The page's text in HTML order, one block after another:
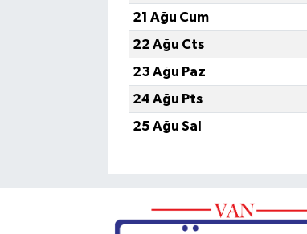
21 Ağu Cum
22 Ağu Cts
23 Ağu Paz
24 Ağu Pts
25 Ağu Sal